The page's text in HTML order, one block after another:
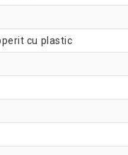
cu plastic